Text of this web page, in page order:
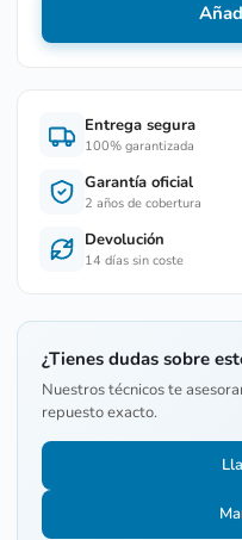
Entrega segura
100% garantizada
Garantía oficial
2 años de cobertura
Devolución
14 días sin coste
¿Tienes dudas sobre
Nuestros técnicos te
repuesto exacto.